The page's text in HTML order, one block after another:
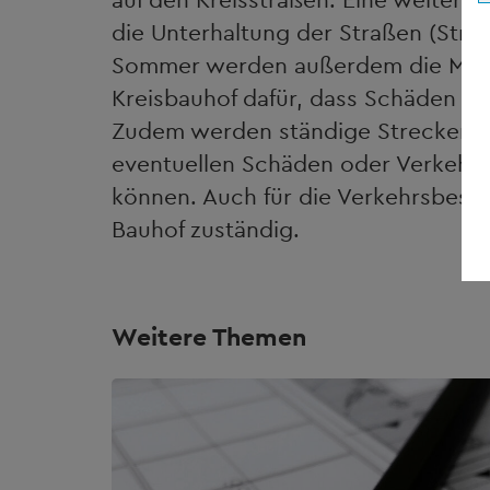
die Unterhaltung der Straßen
Sommer werden außerdem die
Kreisbauhof dafür, dass Schäden
Zudem werden ständige
eventuellen Schäden oder
können. Auch für die
Bauhof zuständig.
Weitere Themen